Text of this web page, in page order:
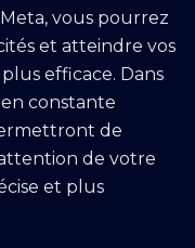
vous pourrez
et atteindre vos
efficace. Dans
constante
de
de votre
et plus